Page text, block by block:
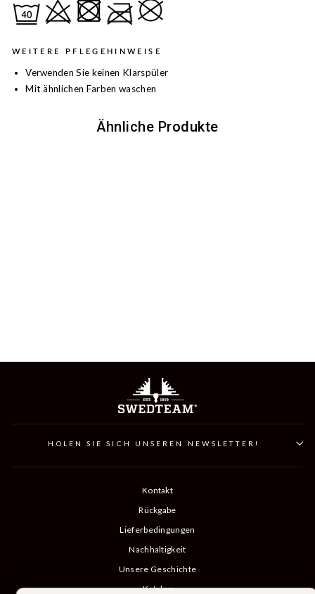
WEITERE PFLEGEHINWEISE
Verwenden Sie keinen Klarspüler
Mit ähnlichen Farben waschen
Ähnliche Produkte
HOLEN SIE SICH UNSEREN NEWSLETTER!
Kontakt
Rückgabe
Lieferbedingungen
Nachhaltigkeit
Unsere Geschichte
Katalog